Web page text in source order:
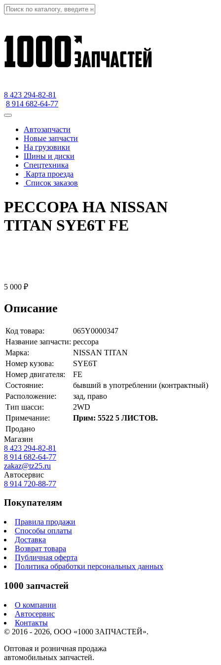
8 423 294-82-81
8 914 682-64-77
Автозапчасти
Новые запчасти
На грузовики
Шины и диски
Спецтехника
Карта проезда
Список заказов
РЕССОРА НА NISSAN
TITAN SYE6T FE
5 000 ₽
Описание
Код товара:
065Y0000347
Название запчасти: рессора
Марка:
NISSAN TITAN
Номер кузова:
SYE6T
Номер двигателя:
FE
Состояние:
бывший в употреблении (контрактный)
Расположение:
зад, право
Тип шасси:
2WD
Примечание:
Прим: 5522 5 ЛИСТОВ.
Продано
Магазин
8 423 294-82-81
8 914 682-64-77
zakaz@tz25.ru
Автосервис
8 914 720-88-77
Покупателям
Правила продажи
Способы оплаты
Доставка
Возврат товара
Публичная оферта
Политика обработки персональных данных
1000 запчастей
О компании
Автосервис
Контакты
© 2016 - 2026, ООО «1000 ЗАПЧАСТЕЙ».
Оптовая и розничная продажа
автомобильных запчастей.